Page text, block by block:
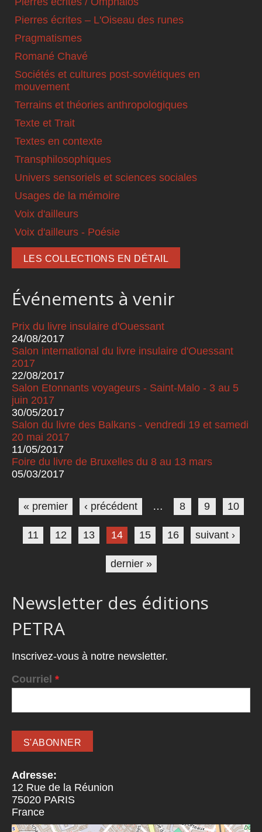
Pierres écrites – L'Oiseau des runes
Pragmatismes
Romané Chavé
Sociétés et cultures post-soviétiques en
mouvement
Terrains et théories anthropologiques
Texte et Trait
Textes en contexte
Transphilosophiques
Univers sensoriels et sciences sociales
Usages de la mémoire
Voix d'ailleurs
Voix d'ailleurs - Poésie
LES COLLECTIONS EN DÉTAIL
Événements à venir
Prix du livre insulaire d'Ouessant
24/08/2017
Salon international du livre insulaire d'Ouessant
2017
22/08/2017
Salon Etonnants voyageurs - Saint-Malo - 3 au 5
juin 2017
30/05/2017
Salon du livre des Balkans - vendredi 19 et samedi
20 mai 2017
11/05/2017
Foire du livre de Bruxelles du 8 au 13 mars
05/03/2017
Pages
« premier ‹ précédent … 8 9 10
11 12 13 14 15 16 suivant ›
dernier »
Newsletter des éditions
PETRA
Inscrivez-vous à notre newsletter.
Courriel *
Adresse:
12 Rue de la Réunion
75020 PARIS
France